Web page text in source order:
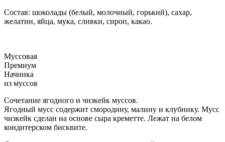
Состав: шоколады (белый, молочный, горький), сахар,
желатин, яйца, мука, сливки, сироп, какао.
Муссовая
Премиум
Начинка
из муссов
Сочетание ягодного и чизкейк муссов.
Ягодный мусс содержит смородину, малину и клубнику. Мусс
чизкейк сделан на основе сыра креметте. Лежат на белом
кондитерском бисквите.